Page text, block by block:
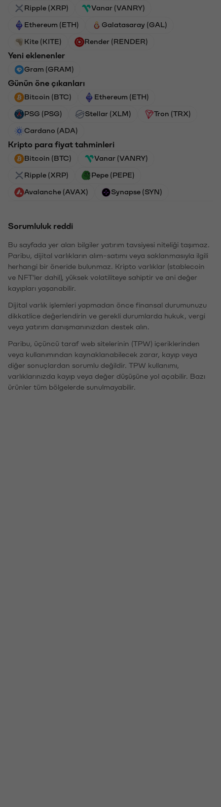
Ripple (XRP) Vanar (VANRY)
Ethereum (ETH) Galatasaray (GAL)
Kite (KITE) Render (RENDER)
Yeni eklenenler
Gram (GRAM)
Günün öne çıkanları
Bitcoin (BTC) Ethereum (ETH)
PSG (PSG) Stellar (XLM) Tron (TRX)
Cardano (ADA)
Kripto para fiyat tahminleri
Bitcoin (BTC) Vanar (VANRY)
Ripple (XRP) Pepe (PEPE)
Avalanche (AVAX) Synapse (SYN)
Sorumluluk reddi
Bu sayfada yer alan bilgiler yatırım tavsiyesi niteliği taşımaz.
Paribu, dijital varlıkların alım-satımı veya saklanmasıyla ilgili
herhangi bir öneride bulunmaz. Kripto varlıklar (stablecoin
ve NFT'ler dahil), yüksek volatiliteye sahiptir ve ani değer
kayıpları yaşanabilir.
Dijital varlık işlemleri yapmadan önce finansal durumunuzu
dikkatlice değerlendirin ve gerekli durumlarda hukuk, vergi
veya yatırım danışmanınızdan destek alın.
Paribu, üçüncü taraf web sitelerinin (TPW) içeriklerinden
veya kullanımından kaynaklanabilecek zarar, kayıp veya
diğer sonuçlardan sorumlu değildir. TPW kullanımı,
varlıklarınızda kayıp veya değer düşüşüne yol açabilir. Bazı
ürünler tüm bölgelerde sunulmayabilir.